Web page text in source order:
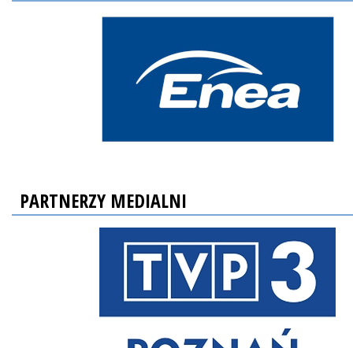
PARTNERZY MEDIALNI